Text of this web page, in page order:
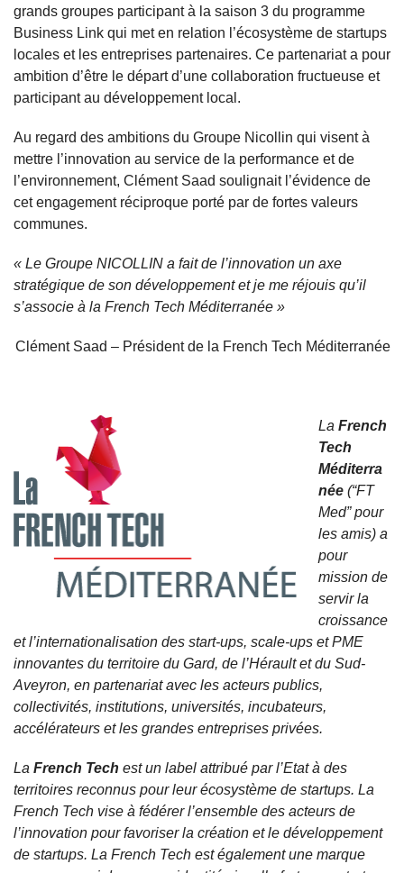
grands groupes participant à la saison 3 du programme
Business Link qui met en relation l’écosystème de startups
locales et les entreprises partenaires. Ce partenariat a pour
ambition d’être le départ d’une collaboration fructueuse et
participant au développement local.
Au regard des ambitions du Groupe Nicollin qui visent à
mettre l’innovation au service de la performance et de
l’environnement, Clément Saad soulignait l’évidence de
cet engagement réciproque porté par de fortes valeurs
communes.
« Le Groupe NICOLLIN a fait de l’innovation un axe
stratégique de son développement et je me réjouis qu’il
s’associe à la French Tech Méditerranée »
Clément Saad – Président de la French Tech Méditerranée
La French
Tech
Méditerra
née (“FT
Med” pour
les amis) a
pour
mission de
servir la
croissance
et l’internationalisation des start-ups, scale-ups et PME
innovantes du territoire du Gard, de l’Hérault et du Sud-
Aveyron, en partenariat avec les acteurs publics,
collectivités, institutions, universités, incubateurs,
accélérateurs et les grandes entreprises privées.
La French Tech est un label attribué par l’Etat à des
territoires reconnus pour leur écosystème de startups. La
French Tech vise à fédérer l’ensemble des acteurs de
l’innovation pour favoriser la création et le développement
de startups. La French Tech est également une marque